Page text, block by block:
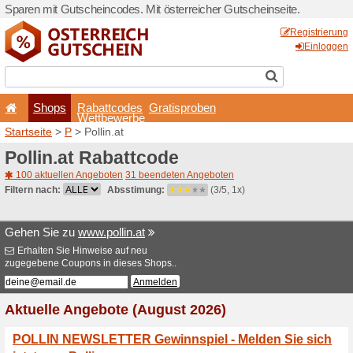
Sparen mit
Shops
Startseite>P> Pollin.at